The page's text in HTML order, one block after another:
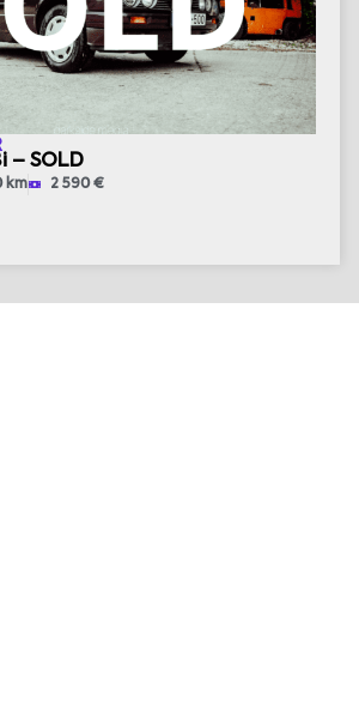
– SOLD
km 2 590 €